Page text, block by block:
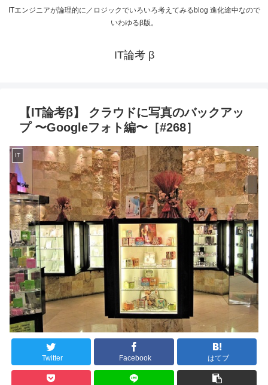
ITエンジニアが論理的に／ロジックでいろいろ考えてみるblog 進化途中なので
いわゆるβ版。
IT論考 β
【IT論考β】 クラウドに写真のバックアッ
プ 〜Googleフォト編〜［#268］
IT
Twitter Facebook はてブ